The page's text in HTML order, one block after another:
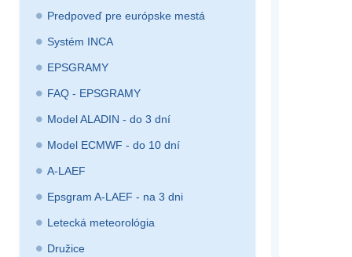
Predpoveď pre európske mestá
Systém INCA
EPSGRAMY
FAQ - EPSGRAMY
Model ALADIN - do 3 dní
Model ECMWF - do 10 dní
A-LAEF
Epsgram A-LAEF - na 3 dni
Letecká meteorológia
Družice